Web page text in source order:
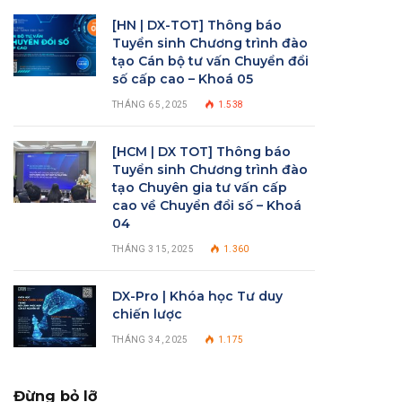
[HN | DX-TOT] Thông báo
Tuyển sinh Chương trình đào
tạo Cán bộ tư vấn Chuyển đổi
số cấp cao – Khoá 05
THÁNG 6 5, 2025 1.538
[HCM | DX TOT] Thông báo
Tuyển sinh Chương trình đào
tạo Chuyên gia tư vấn cấp
cao về Chuyển đổi số – Khoá
04
THÁNG 3 15, 2025 1.360
DX-Pro | Khóa học Tư duy
chiến lược
THÁNG 3 4, 2025 1.175
Đừng bỏ lỡ